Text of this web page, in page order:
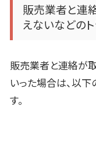
販売業者と連
えないなどの
販売業者と連絡が
いった場合は、以
す。